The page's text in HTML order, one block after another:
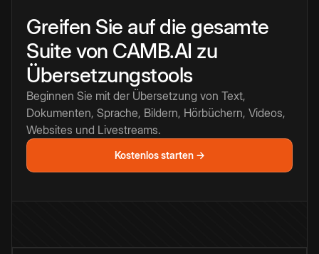
Greifen Sie auf die gesamte
Suite von CAMB.AI zu
Übersetzungstools
Beginnen Sie mit der Übersetzung von Text,
Dokumenten, Sprache, Bildern, Hörbüchern, Videos,
Websites und Livestreams.
Kostenlos starten →